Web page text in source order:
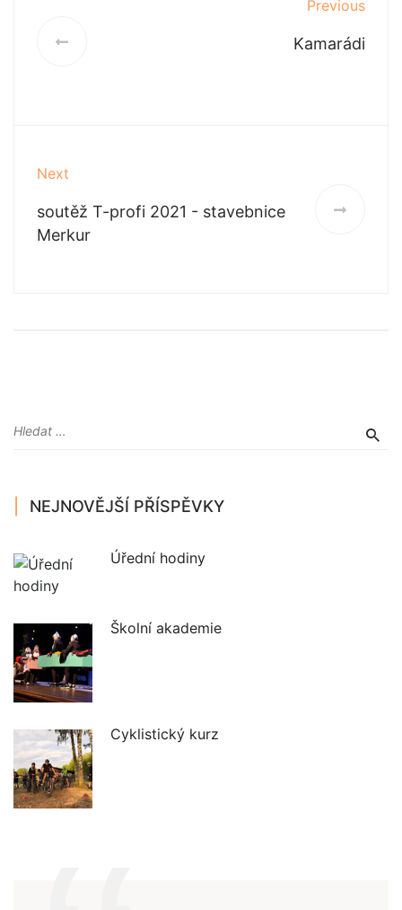
Previous
Kamarádi
Next
soutěž T-profi 2021 - stavebnice
Merkur
NEJNOVĚJŠÍ PŘÍSPĚVKY
Úřední hodiny
Školní akademie
Cyklistický kurz